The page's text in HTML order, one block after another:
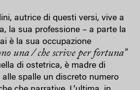
autrice di questi versi, vive a
la sua professione – a parte la
è la sua occupazione
una / che scrive per fortuna”
di ostetrica, è madre di
spalle un discreto numero